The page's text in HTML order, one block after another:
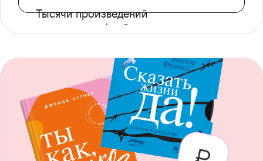
Тысячи произведений
с доступом офлайн